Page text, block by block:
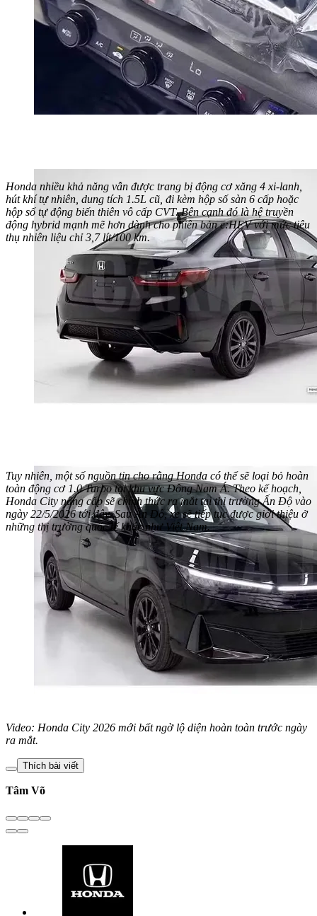
Honda nhiều khả năng vẫn được trang bị động cơ xăng 4 xi-lanh,
hút khí tự nhiên, dung tích 1.5L cũ, đi kèm hộp số sàn 6 cấp hoặc
hộp số tự động biến thiên vô cấp CVT. Bên cạnh đó là hệ truyền
động hybrid mạnh mẽ hơn dành cho phiên bản e:HEV với mức tiêu
thụ nhiên liệu chỉ 3,7 lít/100 km.
Tuy nhiên, một số nguồn tin cho rằng Honda có thể sẽ loại bỏ hoàn
toàn động cơ 1.0 Turbo tại khu vực Đông Nam Á. Theo kế hoạch,
Honda City nâng cấp sẽ chính thức ra mắt tại thị trường Ấn Độ vào
ngày 22/5/2026 tới đây. Sau Ấn Độ, xe sẽ tiếp tục được giới thiệu ở
những thị trường quốc tế khác như Việt Nam.
Video: Honda City 2026 mới bất ngờ lộ diện hoàn toàn trước ngày
ra mắt.
Thích bài viết
Tâm Võ